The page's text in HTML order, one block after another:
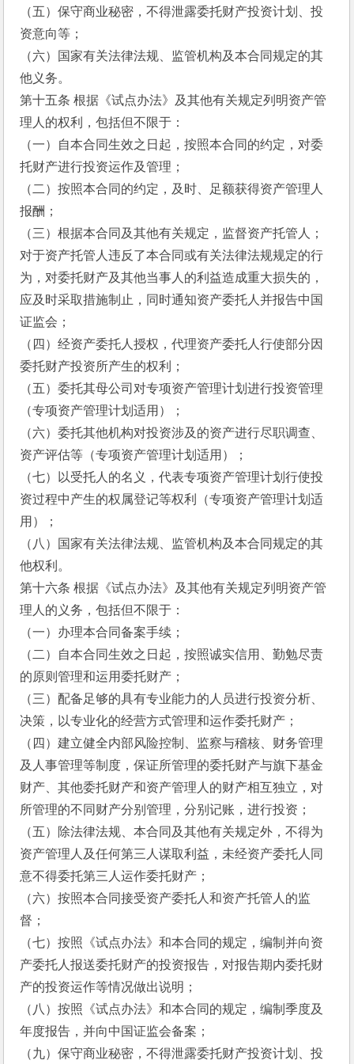
（五）保守商业秘密，不得泄露委托财产投资计划、投
资意向等；
（六）国家有关法律法规、监管机构及本合同规定的其
他义务。
第十五条 根据《试点办法》及其他有关规定列明资产管
理人的权利，包括但不限于：
（一）自本合同生效之日起，按照本合同的约定，对委
托财产进行投资运作及管理；
（二）按照本合同的约定，及时、足额获得资产管理人
报酬；
（三）根据本合同及其他有关规定，监督资产托管人；
对于资产托管人违反了本合同或有关法律法规规定的行
为，对委托财产及其他当事人的利益造成重大损失的，
应及时采取措施制止，同时通知资产委托人并报告中国
证监会；
（四）经资产委托人授权，代理资产委托人行使部分因
委托财产投资所产生的权利；
（五）委托其母公司对专项资产管理计划进行投资管理
（专项资产管理计划适用）；
（六）委托其他机构对投资涉及的资产进行尽职调查、
资产评估等（专项资产管理计划适用）；
（七）以受托人的名义，代表专项资产管理计划行使投
资过程中产生的权属登记等权利（专项资产管理计划适
用）；
（八）国家有关法律法规、监管机构及本合同规定的其
他权利。
第十六条 根据《试点办法》及其他有关规定列明资产管
理人的义务，包括但不限于：
（一）办理本合同备案手续；
（二）自本合同生效之日起，按照诚实信用、勤勉尽责
的原则管理和运用委托财产；
（三）配备足够的具有专业能力的人员进行投资分析、
决策，以专业化的经营方式管理和运作委托财产；
（四）建立健全内部风险控制、监察与稽核、财务管理
及人事管理等制度，保证所管理的委托财产与旗下基金
财产、其他委托财产和资产管理人的财产相互独立，对
所管理的不同财产分别管理，分别记账，进行投资；
（五）除法律法规、本合同及其他有关规定外，不得为
资产管理人及任何第三人谋取利益，未经资产委托人同
意不得委托第三人运作委托财产；
（六）按照本合同接受资产委托人和资产托管人的监
督；
（七）按照《试点办法》和本合同的规定，编制并向资
产委托人报送委托财产的投资报告，对报告期内委托财
产的投资运作等情况做出说明；
（八）按照《试点办法》和本合同的规定，编制季度及
年度报告，并向中国证监会备案；
（九）保守商业秘密，不得泄露委托财产投资计划、投